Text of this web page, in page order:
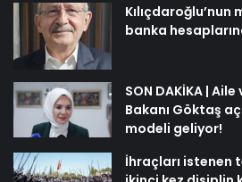
Kılıçdaroğlu’nun
banka
SON DAKİKA |
Bakanı Göktaş
modeli geliyor!
İhraçları istenen